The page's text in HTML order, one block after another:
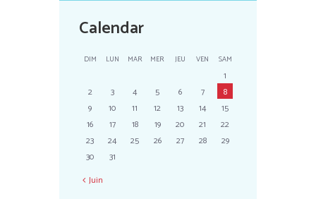
Calendar
DIM LUN MAR MER JEU VEN SAM
1
2
3 4 5 6 7
8
9
10 11 12 13 14
15
16
17 18 19 20 21
22
23
24 25 26 27 28
29
30
31
Juin